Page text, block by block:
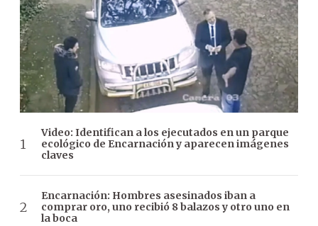
Video: Identifican a los ejecutados en un parque
ecológico de Encarnación y aparecen imágenes
claves
Encarnación: Hombres asesinados iban a
comprar oro, uno recibió 8 balazos y otro uno en
la boca